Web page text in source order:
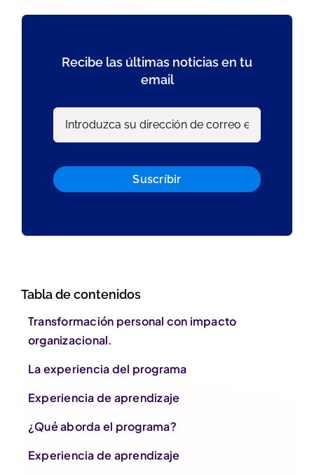
Recibe las últimas noticias en tu
email
Suscríbir
Tabla de contenidos
Transformación personal con impacto
organizacional.
La experiencia del programa
Experiencia de aprendizaje
¿Qué aborda el programa?
Experiencia de aprendizaje